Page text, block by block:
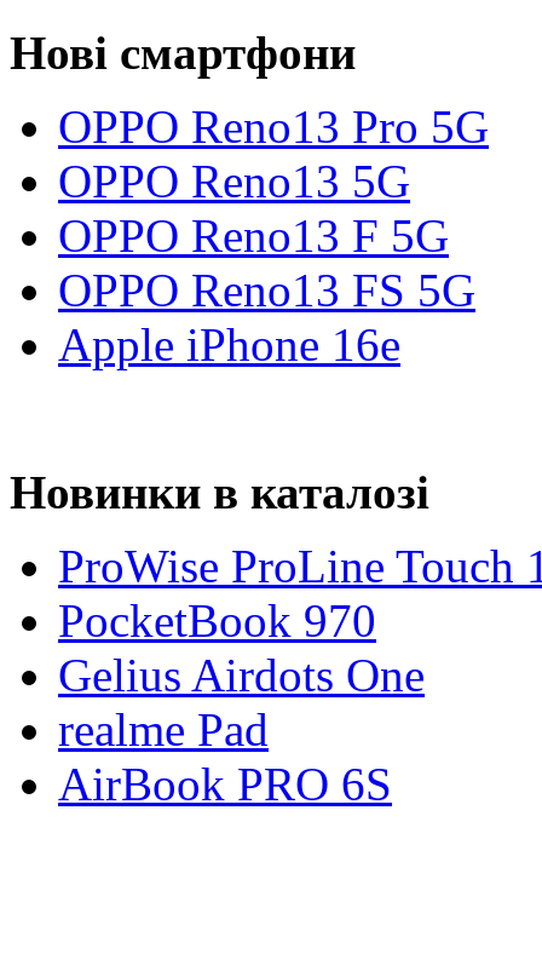
Нові смартфони
OPPO Reno13 Pro 5G
OPPO Reno13 5G
OPPO Reno13 F 5G
OPPO Reno13 FS 5G
Apple iPhone 16e
Новинки в каталозі
ProWise ProLine Touch
PocketBook 970
Gelius Airdots One
realme Pad
AirBook PRO 6S